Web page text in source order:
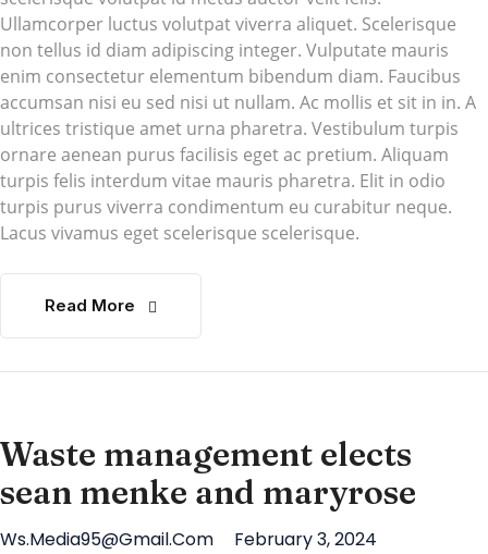
Ullamcorper luctus volutpat viverra aliquet. Scelerisque
non tellus id diam adipiscing integer. Vulputate mauris
enim consectetur elementum bibendum diam. Faucibus
accumsan nisi eu sed nisi ut nullam. Ac mollis et sit in in. A
ultrices tristique amet urna pharetra. Vestibulum turpis
ornare aenean purus facilisis eget ac pretium. Aliquam
turpis felis interdum vitae mauris pharetra. Elit in odio
turpis purus viverra condimentum eu curabitur neque.
Lacus vivamus eget scelerisque scelerisque.
Read More
Waste management elects
sean menke and maryrose
Ws.media95@gmail.com February 3, 2024